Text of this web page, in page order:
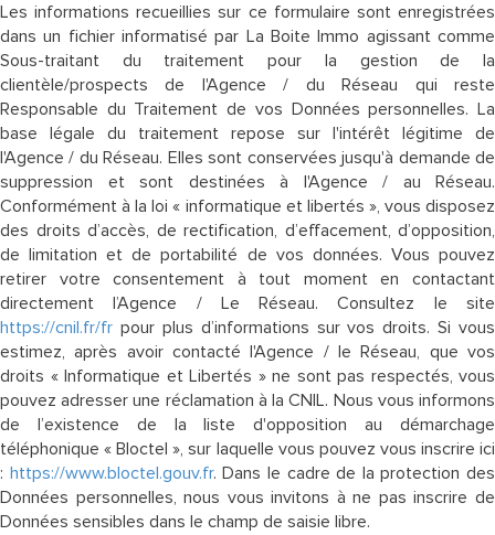
Les informations recueillies sur ce formulaire sont enregistrées
dans un fichier informatisé par La Boite Immo agissant comme
Sous-traitant du traitement pour la gestion de la
clientèle/prospects de l'Agence / du Réseau qui reste
Responsable du Traitement de vos Données personnelles. La
base légale du traitement repose sur l'intérêt légitime de
l'Agence / du Réseau. Elles sont conservées jusqu'à demande de
suppression et sont destinées à l'Agence / au Réseau.
Conformément à la loi « informatique et libertés », vous disposez
des droits d’accès, de rectification, d’effacement, d’opposition,
de limitation et de portabilité de vos données. Vous pouvez
retirer votre consentement à tout moment en contactant
directement l’Agence / Le Réseau. Consultez le site
https://cnil.fr/fr pour plus d’informations sur vos droits. Si vous
estimez, après avoir contacté l'Agence / le Réseau, que vos
droits « Informatique et Libertés » ne sont pas respectés, vous
pouvez adresser une réclamation à la CNIL. Nous vous informons
de l’existence de la liste d'opposition au démarchage
téléphonique « Bloctel », sur laquelle vous pouvez vous inscrire ici
: https://www.bloctel.gouv.fr. Dans le cadre de la protection des
Données personnelles, nous vous invitons à ne pas inscrire de
Données sensibles dans le champ de saisie libre.